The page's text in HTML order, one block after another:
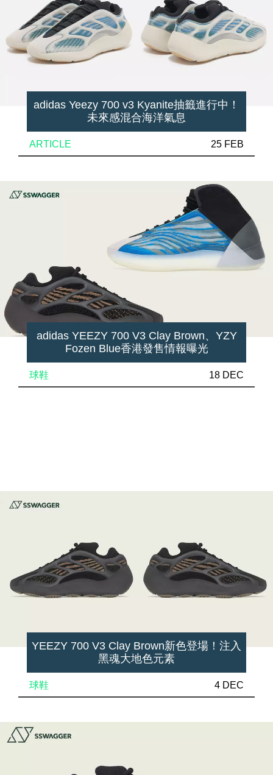
adidas Yeezy 700 v3 Kyanite抽籤進行中！
未來感混合海洋氣息
ARTICLE 25 FEB
adidas YEEZY 700 V3 Clay Brown、YZY
Fozen Blue香港發售情報曝光
球鞋 18 DEC
YEEZY 700 V3 Clay Brown新色登場！注入
黑魂大地色元素
球鞋 4 DEC